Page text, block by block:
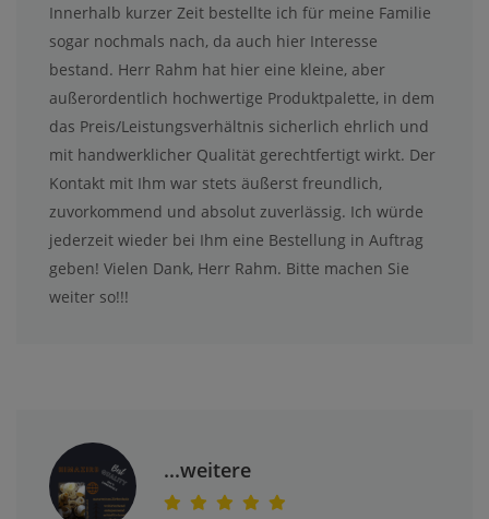
Innerhalb kurzer Zeit bestellte ich für meine Familie
sogar nochmals nach, da auch hier Interesse
bestand. Herr Rahm hat hier eine kleine, aber
außerordentlich hochwertige Produktpalette, in dem
das Preis/Leistungsverhältnis sicherlich ehrlich und
mit handwerklicher Qualität gerechtfertigt wirkt. Der
Kontakt mit Ihm war stets äußerst freundlich,
zuvorkommend und absolut zuverlässig. Ich würde
jederzeit wieder bei Ihm eine Bestellung in Auftrag
geben! Vielen Dank, Herr Rahm. Bitte machen Sie
weiter so!!!
...weitere